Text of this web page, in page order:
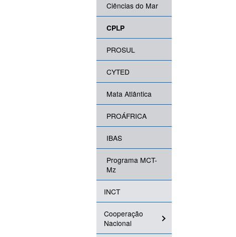
Ciências do Mar
CPLP
PROSUL
CYTED
Mata Atlântica
PROÁFRICA
IBAS
Programa MCT-
Mz
INCT
Cooperação
Nacional